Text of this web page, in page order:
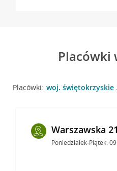
Placówki
Placówki: woj. świętokrzyskie
Warszawska
Poniedziałek-Piątek: